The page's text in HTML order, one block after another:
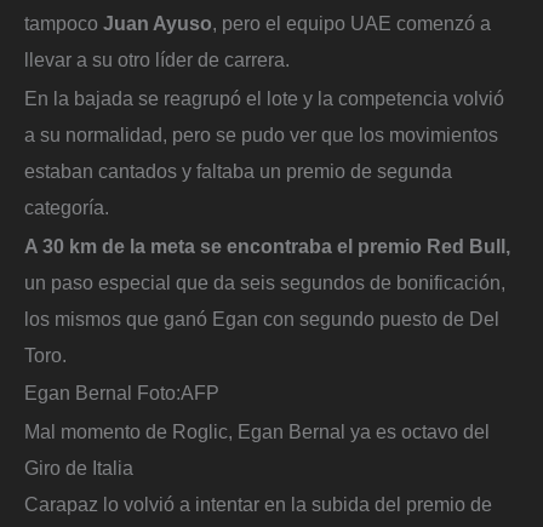
tampoco Juan Ayuso, pero el equipo UAE comenzó a
llevar a su otro líder de carrera.
En la bajada se reagrupó el lote y la competencia volvió
a su normalidad, pero se pudo ver que los movimientos
estaban cantados y faltaba un premio de segunda
categoría.
A 30 km de la meta se encontraba el premio Red Bull,
un paso especial que da seis segundos de bonificación,
los mismos que ganó Egan con segundo puesto de Del
Toro.
Egan Bernal Foto:AFP
Mal momento de Roglic, Egan Bernal ya es octavo del
Giro de Italia
Carapaz lo volvió a intentar en la subida del premio de